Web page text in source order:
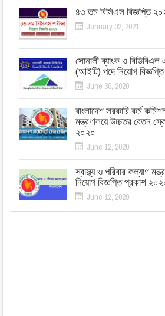
৪৩ তম বিসিএস বিজ্ঞপ্তি
January 02, 2021
সোনালী ব্যাংক ও
(আইটি) পদে নিয়োগ
June 30, 2020
বাংলাদেশ সরকারি কর্ম
মন্ত্রণালয়ে উচ্চতর বেতন
২০২০
June 12, 2020
স্বাস্থ্য ও পরিবার কল্যাণ
নিয়োগ বিজ্ঞপ্তি প্রকাশ
June 12, 2020